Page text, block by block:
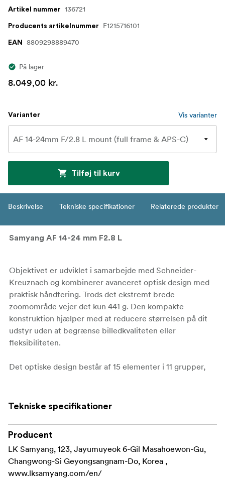
Artikel nummer 136721
Producents artikelnummer F1215716101
EAN 8809298889470
På lager
8.049,00 kr.
Varianter Vis varianter
Tilføj til kurv
Beskrivelse Tekniske specifikationer Relaterede produkter
Samyang AF 14-24 mm F2.8 L
Objektivet er udviklet i samarbejde med Schneider-
Kreuznach og kombinerer avanceret optisk design med
praktisk håndtering. Trods det ekstremt brede
zoomområde vejer det kun 441 g. Den kompakte
konstruktion hjælper med at reducere størrelsen på dit
udstyr uden at begrænse billedkvaliteten eller
fleksibiliteten.
Det optiske design består af 15 elementer i 11 grupper,
af billedet. Den lyse F2.8-blænde giver stærk ydeevne
nattebilleder og astrofotografi.
I modsætning til mange supervidvinkelzoomobjektiver
understøtter AF 14-24mm F2.8 L 77 mm frontfiltre. Dette
gør det nemmere at arbejde med ND- og
Tekniske specifikationer
Producent
LK Samyang, 123, Jayumuyeok 6-Gil Masahoewon-Gu,
Changwong-Si Geyongsangnam-Do, Korea ,
www.lksamyang.com/en/